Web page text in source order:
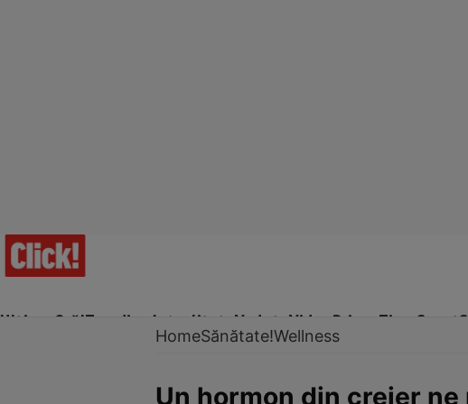
Ultima Oră!Trending Actualitate Vedete Video Prime Time Sport
HomeSănătate!Wellness
Un hormon din creier